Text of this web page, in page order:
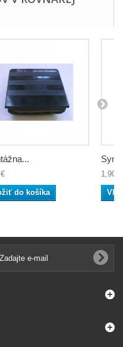
do košíka
1,90 €